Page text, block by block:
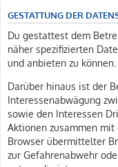
GESTATTUNG DER
Du gestattest dem
näher spezifizierten
und anbieten zu können.
Darüber hinaus ist der
Interessenabwägung
sowie den Interessen
Aktionen zusammen
Browser übermittelter
zur Gefahrenabwehr